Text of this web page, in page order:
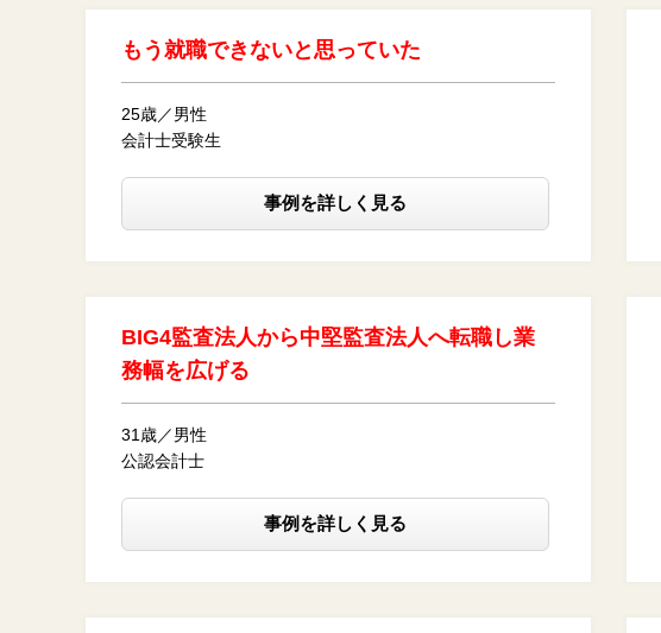
もう就職できないと思っていた
25歳／男性
会計士受験生
事例を詳しく見る
BIG4監査法人から中堅監査法人へ転職し業
務幅を広げる
31歳／男性
公認会計士
事例を詳しく見る